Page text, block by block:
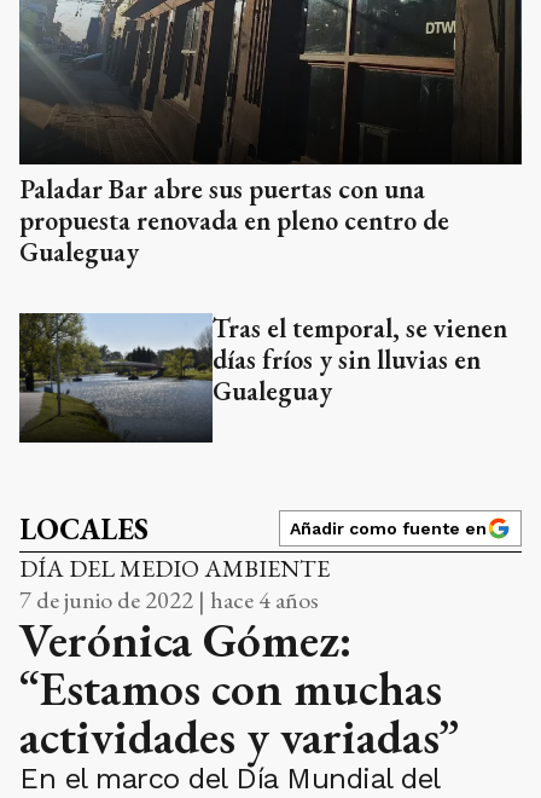
Paladar Bar abre sus puertas con una
propuesta renovada en pleno centro de
Gualeguay
Tras el temporal, se vienen
días fríos y sin lluvias en
Gualeguay
LOCALES Añadir como fuente en
DÍA DEL MEDIO AMBIENTE
7 de junio de 2022 | hace 4 años
Verónica Gómez:
“Estamos con muchas
actividades y variadas”
En el marco del Día Mundial del